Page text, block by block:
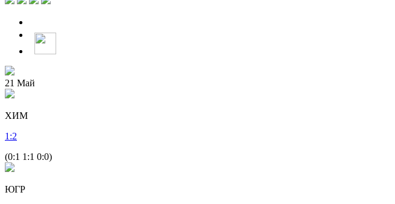
21 Май
ХИМ
1 :2
(0:1 1:1 0:0)
ЮГР